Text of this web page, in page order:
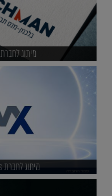
מיתוג לחברת Blechman
מיתוג לחברת GmxSystems